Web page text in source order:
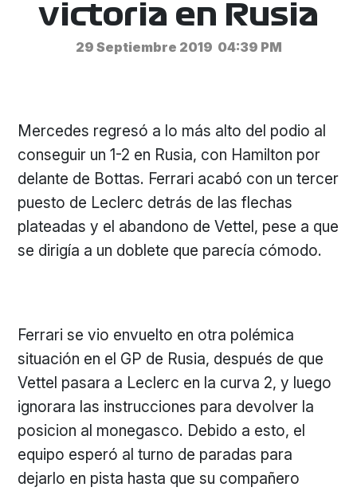
victoria en Rusia
29 Septiembre 2019 04:39 PM
Mercedes regresó a lo más alto del podio al
conseguir un 1-2 en Rusia, con Hamilton por
delante de Bottas. Ferrari acabó con un tercer
puesto de Leclerc detrás de las flechas
plateadas y el abandono de Vettel, pese a que
se dirigía a un doblete que parecía cómodo.
Ferrari se vio envuelto en otra polémica
situación en el GP de Rusia, después de que
Vettel pasara a Leclerc en la curva 2, y luego
ignorara las instrucciones para devolver la
posicion al monegasco. Debido a esto, el
equipo esperó al turno de paradas para
dejarlo en pista hasta que su compañero